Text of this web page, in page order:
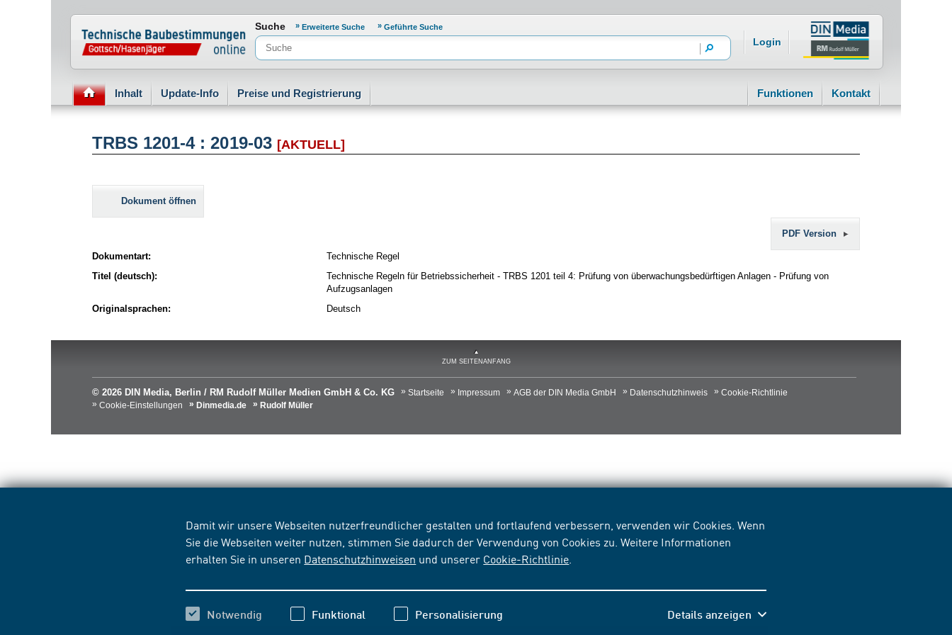
Damit wir unsere Webseiten nutzerfreundlicher gestalten und fortlaufend verbessern, verwenden wir Cookies. Wenn
Sie die Webseiten weiter nutzen, stimmen Sie dadurch der Verwendung von Cookies zu. Weitere Informationen
erhalten Sie in unseren Datenschutzhinweisen und unserer Cookie-Richtlinie
Notwendig Funktional Personalisierung Details anzeigen
Normenportal Barrierefreiheit
Suche Erweiterte Suche Geführte Suche
Login
Inhalt Update-Info Preise und Registrierung Funktionen Kontakt
TRBS 1201-4 : 2019-03 [AKTUELL]
Dokument öffnen
PDF Version
Dokumentart:
Technische Regel
Titel (deutsch):
Technische Regeln für Betriebssicherheit - TRBS 1201 teil 4: Prüfung von überwachungsbedürftigen Anlagen - Prüfung von
Aufzugsanlagen
Originalsprachen:
Deutsch
ZUM SEITENANFANG
© 2026 DIN Media, Berlin / RM Rudolf Müller Medien GmbH & Co. KG Startseite Impressum AGB der DIN Media GmbH Datenschutzhinweis
Cookie-Richtlinie
Cookie-Einstellungen
Dinmedia.de Rudolf Müller